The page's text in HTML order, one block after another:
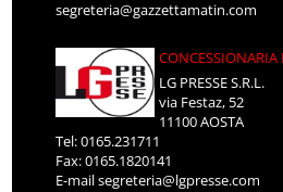
segreteria@gazzettamatin.com
LG PRESSE S.R.L.
via Festaz, 52
11100 AOSTA
Tel: 0165.231711
Fax: 0165.1820141
E-mailsegreteria@lgpresse.com